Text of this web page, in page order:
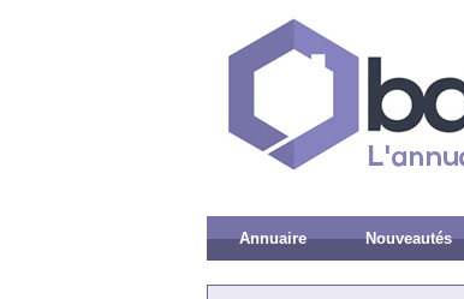
Annuaire Nouveautés